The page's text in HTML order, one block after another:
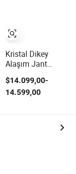
Kristal Dikey
Alaşım Jant
ve Elmas Kesim
Alaşım Jant
Fiyatı Awr802vp
$14.099,00-
14.599,00